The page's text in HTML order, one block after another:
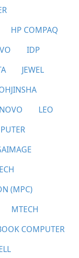
HP COMPAQ
IDP
JEWEL
LEO
(MPC)
MTECH
COMPUTER